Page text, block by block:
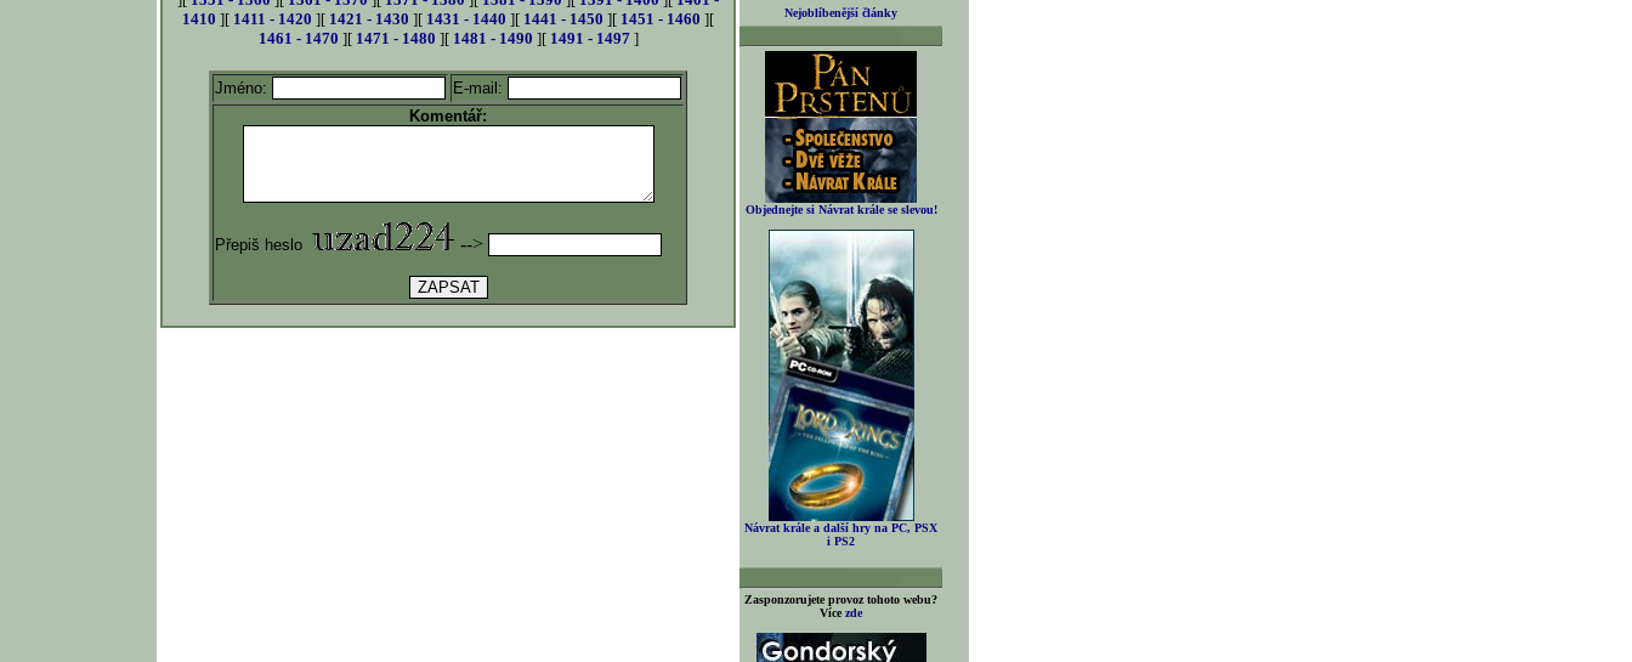
1410 ][ 1411 - 1420 ][ 1421 - 1430 ][ 1431 - 1440 ][ 1441 - 1450 ][ 1451 - 1460 ][
1461 - 1470 ][ 1471 - 1480 ][ 1481 - 1490 ][ 1491 - 1497]
Jméno:
E-mail:
Komentář:
Přepiš heslo -->
Nejoblíbenější články
Objednejte si Návrat krále se slevou!
Návrat krále a další hry na PC, PSX
i PS2
Zasponzorujete provoz tohoto webu?
Více zde